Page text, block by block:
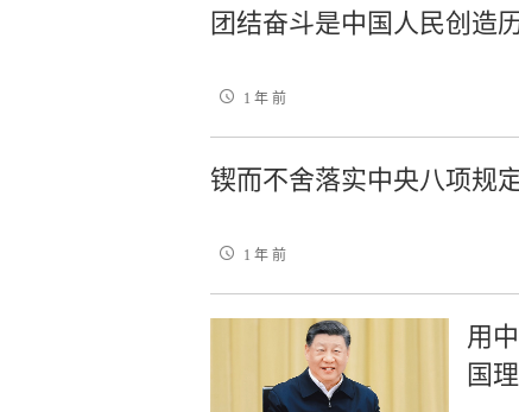
团结奋斗是中国人民创造
1 年 前
锲而不舍落实中央八项规
1 年 前
用
国